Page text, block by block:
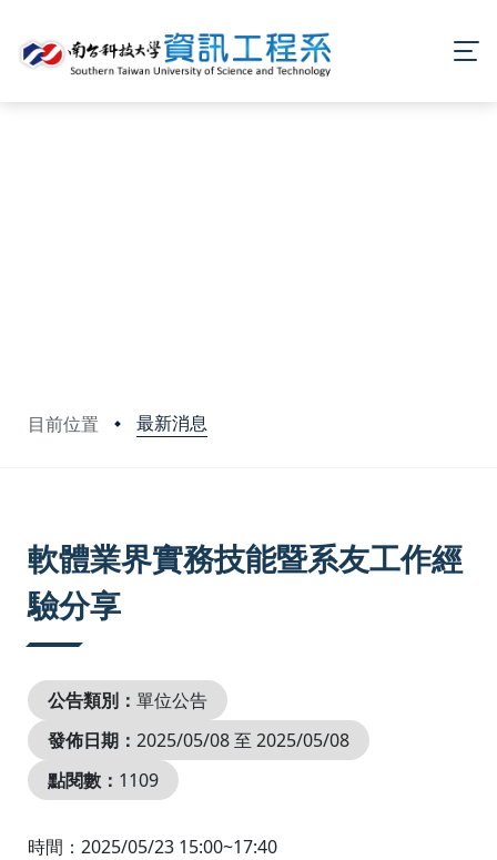
目前位置 最新消息
軟體業界實務技能暨系友工作經
驗分享
公告類別： 單位公告
發佈日期： 2025/05/08 至 2025/05/08
點閱數： 1109
時間：2025/05/23 15:00~17:40